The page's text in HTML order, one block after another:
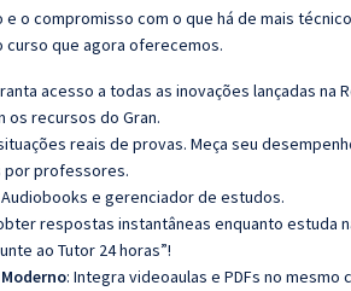
e o compromisso com o que há de mais
curso que agora oferecemos.
acesso a todas as inovações lançadas na
recursos do Gran.
reais de provas. Meça seu
por professores.
Audiobooks e gerenciador de estudos.
respostas instantâneas enquanto estuda
ao Tutor 24 horas”!
: Integra videoaulas e PDFs no